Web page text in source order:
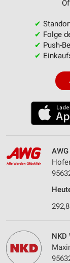
✔
✔ Folge
✔ Push-
✔
NKD